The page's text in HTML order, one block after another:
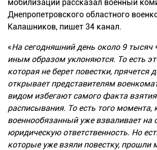
мобилизации рассказал военный
Днепропетровского областного
Калашников, пишет 34 канал.
«На сегодняшний день около 9 тысяч
иным образом уклоняются. То есть
которая неберетповестки, прячется
открывает представителям
видом избегают самого факта
расписывания. То есть того момента,
военнообязанный уже взваливает на
юридическую ответственность. Но
которые уже взяли повестку, прошли